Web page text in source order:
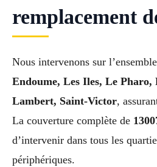
remplacement
Nous intervenons sur
Endoume, Les Iles, Le Pharo,
Lambert, Saint-Victor,
La couverture complète de
d’intervenir dans tous les
périphériques.